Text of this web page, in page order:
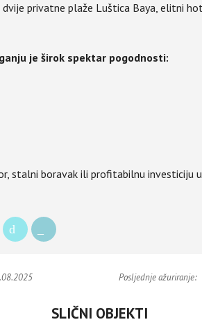
privatne plaže Luštica Baya, elitni
je širok spektar pogodnosti:
stalni boravak ili profitabilnu investiciju
Posljednje ažuriranje:
SLIČNI OBJEKTI